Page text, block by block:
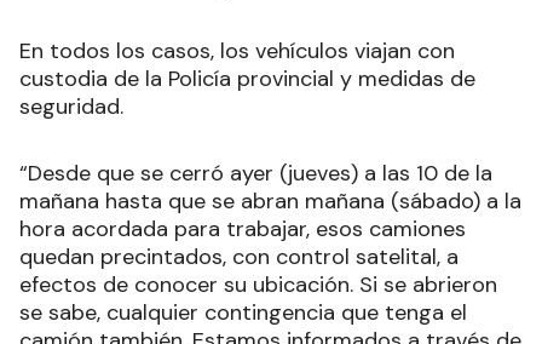
En todos los casos, los vehículos viajan con
custodia de la Policía provincial y medidas de
seguridad.
“Desde que se cerró ayer (jueves) a las 10 de la
mañana hasta que se abran mañana (sábado) a la
hora acordada para trabajar, esos camiones
quedan precintados, con control satelital, a
efectos de conocer su ubicación. Si se abrieron
se sabe, cualquier contingencia que tenga el